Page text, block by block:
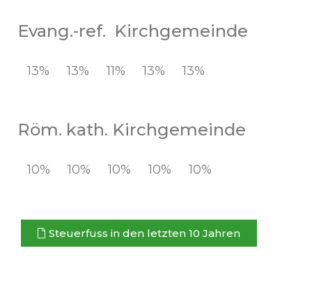
Evang.-ref. Kirchgemeinde
13% 13% 11% 13% 13%
Röm. kath. Kirchgemeinde
10% 10% 10% 10% 10%
Steuer­fuss in den let­zten 10 Jahren